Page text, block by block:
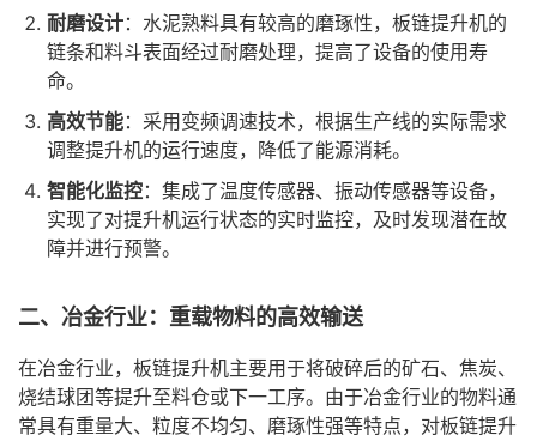
耐磨设计：水泥熟料具有较高的磨琢性，板链提升机的
链条和料斗表面经过耐磨处理，提高了设备的使用寿
命。
高效节能：采用变频调速技术，根据生产线的实际需求
调整提升机的运行速度，降低了能源消耗。
智能化监控：集成了温度传感器、振动传感器等设备，
实现了对提升机运行状态的实时监控，及时发现潜在故
障并进行预警。
二、冶金行业：重载物料的高效输送
在冶金行业，板链提升机主要用于将破碎后的矿石、焦炭、
烧结球团等提升至料仓或下一工序。由于冶金行业的物料通
常具有重量大、粒度不均匀、磨琢性强等特点，对板链提升